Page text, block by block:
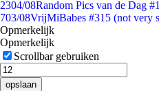
2304/08Random Pics van de Dag
703/08VrijMiBabes #315 (not very
Opmerkelijk
Opmerkelijk
Scrollbar gebruiken
opslaan